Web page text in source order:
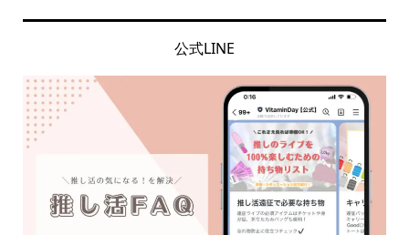
公式LINE